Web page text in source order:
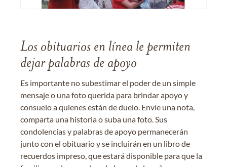
Los obituarios en línea le permiten
dejar palabras de apoyo
Es importante no subestimar el poder de un simple
mensaje o una foto querida para brindar apoyo y
consuelo a quienes están de duelo. Envíe una nota,
comparta una historia o suba una foto. Sus
condolencias y palabras de apoyo permanecerán
junto con el obituario y se incluirán en un libro de
recuerdos impreso, que estará disponible para que la